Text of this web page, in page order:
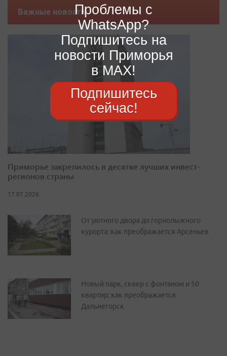
Важные новости
Приморье закрепилось в десятке лучших инвест-
регионов страны
17.07.2026
От уютного двора до горнолыжного
курорта: как преображается Арсеньев
Новый парк, сквер с фонтаном и 50
квартир: как преображается
Дальнегорск
Проблемы с
WhatsApp?
Подпишитесь на
новости Приморья
в MAX!
Подпишитесь
сейчас!